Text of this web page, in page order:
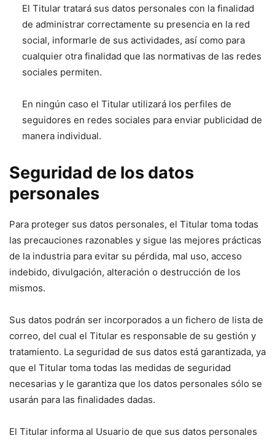
El Titular tratará sus datos personales con la finalidad
de administrar correctamente su presencia en la red
social, informarle de sus actividades, así como para
cualquier otra finalidad que las normativas de las redes
sociales permiten.
En ningún caso el Titular utilizará los perfiles de
seguidores en redes sociales para enviar publicidad de
manera individual.
Seguridad de los datos
personales
Para proteger sus datos personales, el Titular toma todas
las precauciones razonables y sigue las mejores prácticas
de la industria para evitar su pérdida, mal uso, acceso
indebido, divulgación, alteración o destrucción de los
mismos.
Sus datos podrán ser incorporados a un fichero de lista de
correo, del cual el Titular es responsable de su gestión y
tratamiento. La seguridad de sus datos está garantizada, ya
que el Titular toma todas las medidas de seguridad
necesarias y le garantiza que los datos personales sólo se
usarán para las finalidades dadas.
El Titular informa al Usuario de que sus datos personales